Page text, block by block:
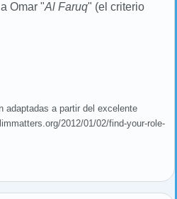
Omar "Al Faruq" (el criterio
adaptadas a partir del excelente
2012/01/02/find-your-role-